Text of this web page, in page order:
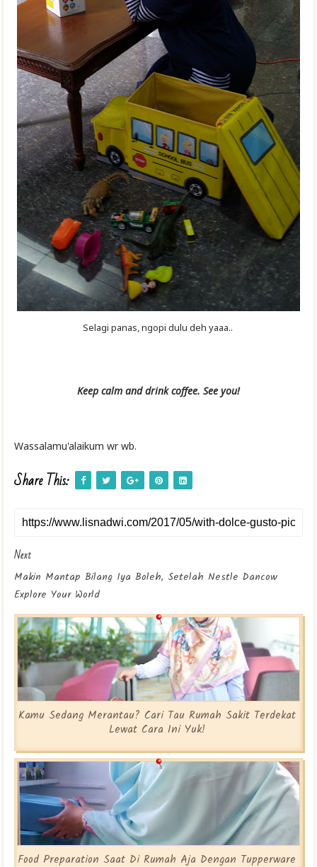
Selagi panas, ngopi dulu deh yaaa..
Keep calm and drink coffee. See you!
Wassalamu'alaikum wr wb.
Share This:
Next
Makin Mantap Bilang Iya Boleh, Setelah Nestle Dancow
Explore Your World
Kamu Sedang Merantau? Cari Tau Rumah Sakit Terdekat
Lewat Cara Ini Yuk!
Food Preparation Saat Di Rumah Aja Dengan Tupperware